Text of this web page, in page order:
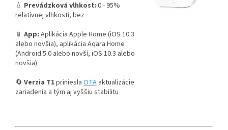
💧 Prevádzková vlhkosť: 0 - 95%
relatívnej vlhkosti, bez
📱 App: Aplikácia Apple Home (iOS 10.3
alebo novšia), aplikácia Aqara Home
(Android 5.0 alebo novší, iOS 10.3 alebo
novšia)
🔄 Verzia T1priniesla OTA aktualizácie
zariadenia a tým aj vyššiu stabilitu